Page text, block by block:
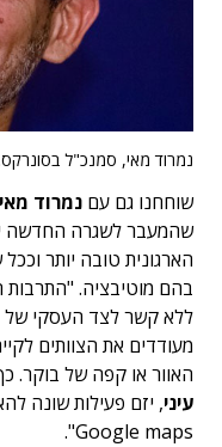
נמרוד מאי, סמנכ"ל
שוחחנו גם עם נמרוד מאי
שהמעבר לשגרה החדשה
הארגונית טובה יותר
בהם מוטיבציה. "התרבות
ללא קשר לצד העסקי של
מעודדים את הצוותים
האוור או קפה של בוקר.
עיני, יזם פעילות שונה
Google maps".